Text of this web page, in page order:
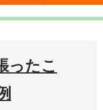
ったこ